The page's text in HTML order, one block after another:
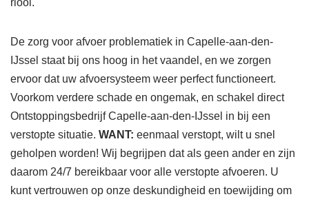
riool.
De zorg voor afvoer problematiek in Capelle-aan-den-
IJssel staat bij ons hoog in het vaandel, en we zorgen
ervoor dat uw afvoersysteem weer perfect functioneert.
Voorkom verdere schade en ongemak, en schakel direct
Ontstoppingsbedrijf Capelle-aan-den-IJssel in bij een
verstopte situatie. WANT: eenmaal verstopt, wilt u snel
geholpen worden! Wij begrijpen dat als geen ander en zijn
daarom 24/7 bereikbaar voor alle verstopte afvoeren. U
kunt vertrouwen op onze deskundigheid en toewijding om